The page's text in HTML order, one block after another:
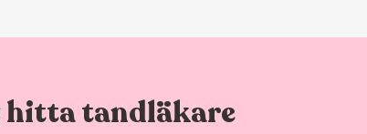
hitta tandläkare